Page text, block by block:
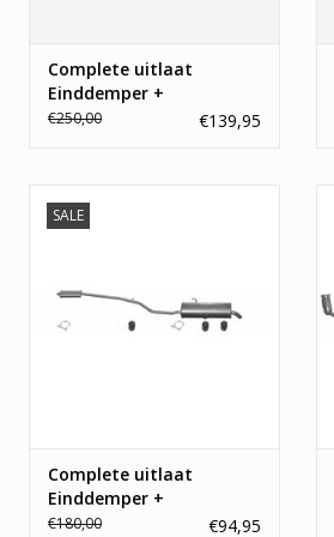
Complete uitlaat
Einddemper +
Middendemper Peugeot
€250,00 €139,95
SALE
Bekijk hier de Peugeot 206 1.6
keur en 3 jaar garantie.
TOEVOEGEN AAN WINKELWAGEN
Complete uitlaat
Einddemper +
Middendemper Peugeot
€180,00 €94,95